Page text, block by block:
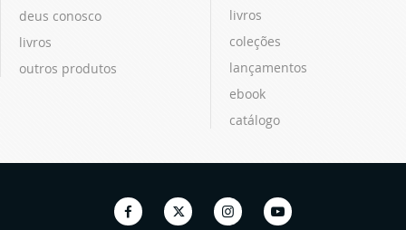
deus conosco
livros
outros produtos
livros
coleções
lançamentos
ebook
catálogo